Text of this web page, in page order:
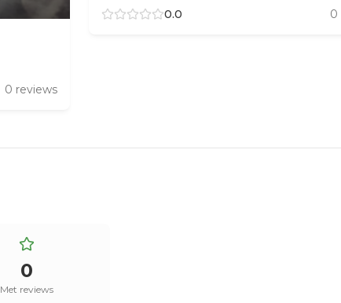
0 reviews
0.0 0
0
Met reviews